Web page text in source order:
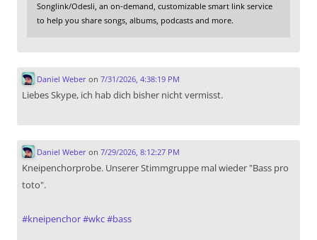
Songlink/Odesli, an on-demand, customizable smart link service
to help you share songs, albums, podcasts and more.
Daniel Weberon 7/31/2026, 4:38:19 PM
Liebes Skype, ich hab dich bisher nicht vermisst.
Daniel Weberon 7/29/2026, 8:12:27 PM
Kneipenchorprobe. Unserer Stimmgruppe mal wieder "Bass pro
toto".
#kneipenchor#wkc#bass